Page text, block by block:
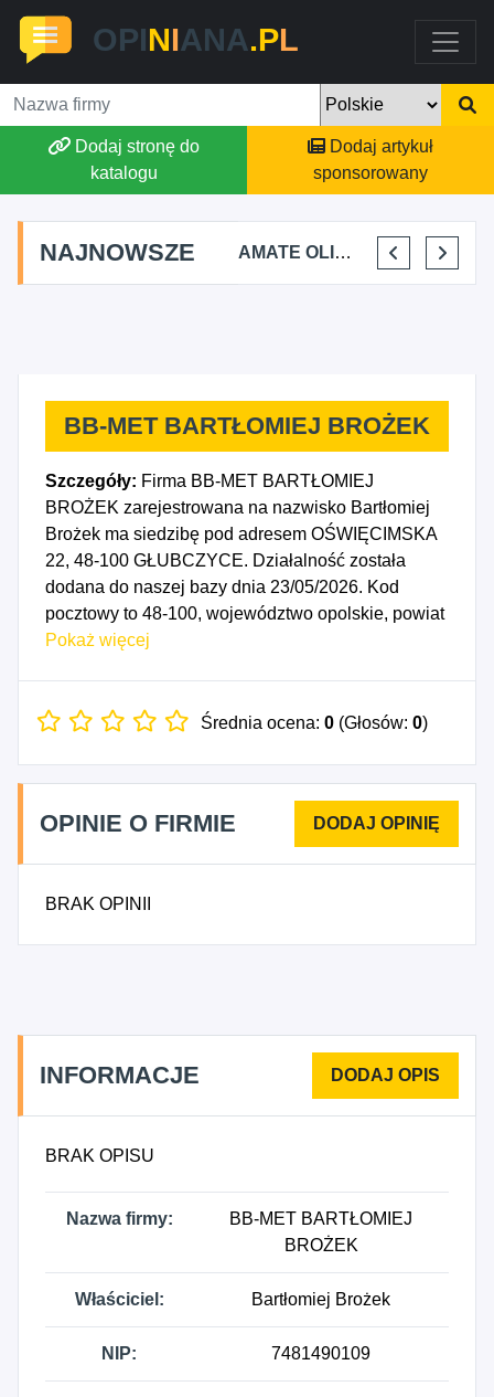
OPINIANA.PL
Dodaj stronę do
katalogu
Dodaj artykuł
sponsorowany
NAJNOWSZE
ALEKSANDRA BAKA AMATE OLIWIA KIRKIEWICZ KAJU BUS JUSTYNA JASTRZĘBSKA
BB-MET BARTŁOMIEJ BROŻEK
Szczegóły: Firma BB-MET BARTŁOMIEJ
BROŻEK zarejestrowana na nazwisko Bartłomiej
Brożek ma siedzibę pod adresem OŚWIĘCIMSKA
22, 48-100 GŁUBCZYCE. Działalność została
dodana do naszej bazy dnia 23/05/2026. Kod
pocztowy to 48-100, województwo opolskie, powiat
głubczycki. Numer Identyfikacji Podatkowej NIP to
544808407. Data rozpoczęcia działalności
nakładanie powłok na metale, 2562Z - Obróbka
mechaniczna elementów metalowych, 4221Z -
Roboty związane z budową rurociągów
Pokaż więcej
Średnia ocena: 0 (Głosów: 0)
OPINIE O FIRMIE
BRAK OPINII
INFORMACJE
BRAK OPISU
Nazwa firmy:
BB-MET BARTŁOMIEJ
BROŻEK
Właściciel: Bartłomiej Brożek
NIP: 7481490109